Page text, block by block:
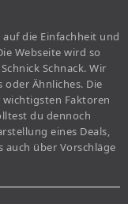
die Einfachheit und
Webseite wird so
Schnack. Wir
Ähnliches. Die
Faktoren
du dennoch
eines Deals,
über Vorschläge